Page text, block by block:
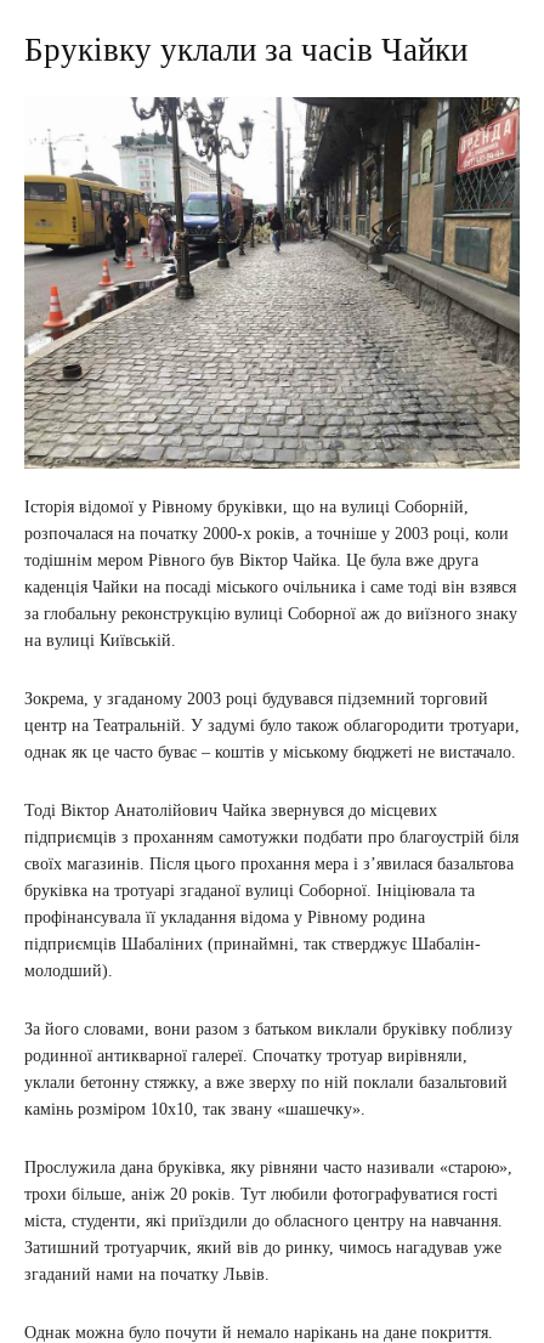
Бруківку уклали за часів Чайки
Історія відомої у Рівному бруківки, що на вулиці Соборній,
розпочалася на початку 2000-х років, а точніше у 2003 році, коли
тодішнім мером Рівного був Віктор Чайка. Це була вже друга
каденція Чайки на посаді міського очільника і саме тоді він взявся
за глобальну реконструкцію вулиці Соборної аж до виїзного знаку
на вулиці Київській.
Зокрема, у згаданому 2003 році будувався підземний торговий
центр на Театральній. У задумі було також облагородити тротуари,
однак як це часто буває – коштів у міському бюджеті не вистачало.
Тоді Віктор Анатолійович Чайка звернувся до місцевих
підприємців з проханням самотужки подбати про благоустрій біля
своїх магазинів. Після цього прохання мера і з’явилася базальтова
бруківка на тротуарі згаданої вулиці Соборної. Ініціювала та
профінансувала її укладання відома у Рівному родина
підприємців Шабаліних (принаймні, так стверджує Шабалін-
молодший).
За його словами, вони разом з батьком виклали бруківку поблизу
родинної антикварної галереї. Спочатку тротуар вирівняли,
уклали бетонну стяжку, а вже зверху по ній поклали базальтовий
камінь розміром 10х10, так звану «шашечку».
Прослужила дана бруківка, яку рівняни часто називали «старою»,
трохи більше, аніж 20 років. Тут любили фотографуватися гості
міста, студенти, які приїздили до обласного центру на навчання.
Затишний тротуарчик, який вів до ринку, чимось нагадував уже
згаданий нами на початку Львів.
Однак можна було почути й немало нарікань на дане покриття.